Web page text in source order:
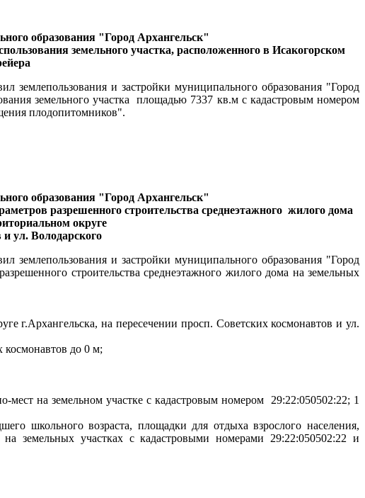
образования "Город Архангельск"
земельного участка, расположенного в Исакогорском
землепользования и застройки муниципального образования "Город
земельного участка
площадью 7337 кв.м с кадастровым номером
плодопитомников".
образования "Город Архангельск"
разрешенного строительства среднеэтажного жилого дома
округе
и ул. Володарского
землепользования и застройки муниципального образования "Город
строительства среднеэтажного жилого дома на земельных
г.Архангельска, на пересечении просп. Советских космонавтов и ул.
космонавтов до 0 м;
мест на земельном участке с кадастровым номером
29:22:050502:22; 1
школьного возраста, площадки для отдыха взрослого населения,
земельных участках с кадастровыми номерами 29:22:050502:22 и